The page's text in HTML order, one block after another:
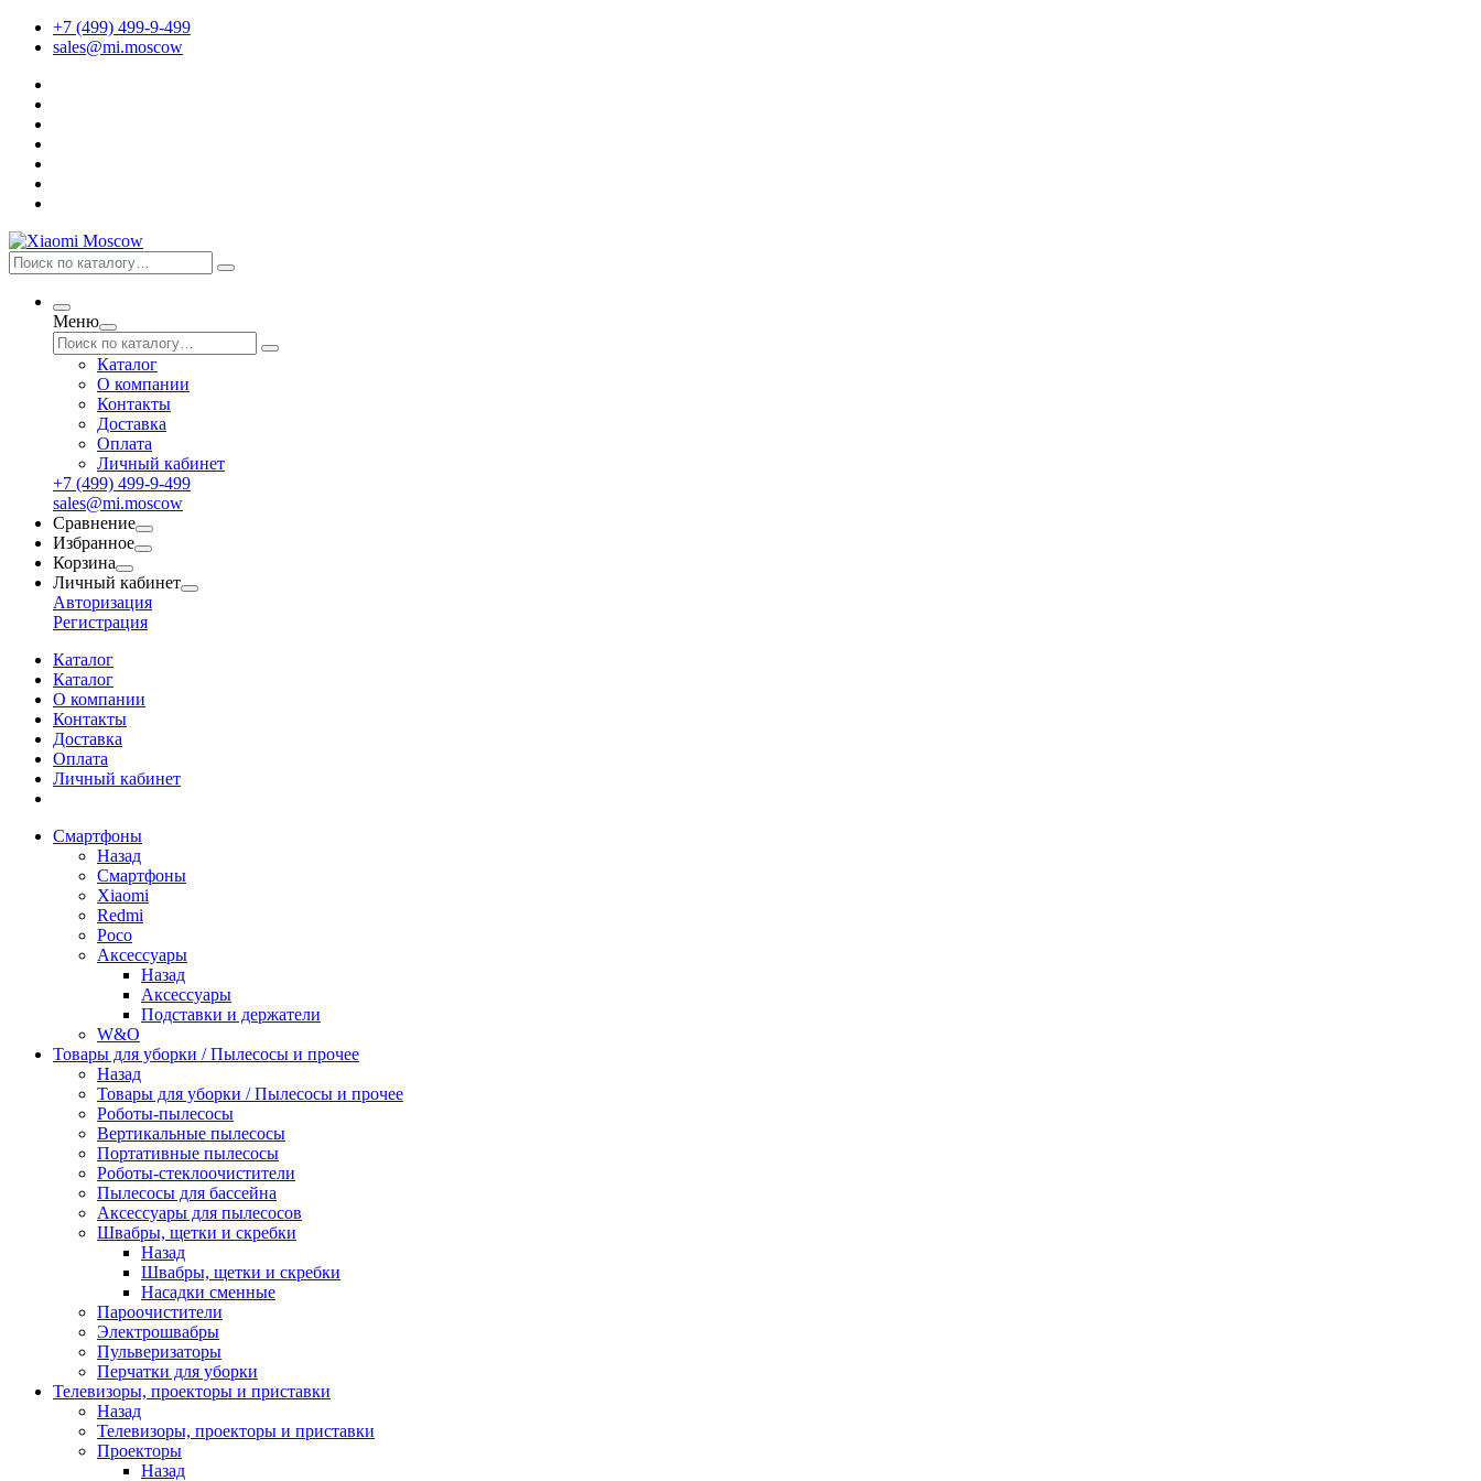
+7 (499) 499-9-499
sales@mi.moscow
Меню
Каталог
О компании
Контакты
Доставка
Оплата
Личный кабинет
+7 (499) 499-9-499
sales@mi.moscow
Сравнение
Избранное
Корзина
Личный кабинет
Авторизация
Регистрация
Каталог
Каталог
О компании
Контакты
Доставка
Оплата
Личный кабинет
Смартфоны
Назад
Смартфоны
Xiaomi
Redmi
Poco
Аксессуары
Назад
Аксессуары
Подставки и держатели
W&O
Товары для уборки / Пылесосы и прочее
Назад
Товары для уборки / Пылесосы и прочее
Роботы-пылесосы
Вертикальные пылесосы
Портативные пылесосы
Роботы-стеклоочистители
Пылесосы для бассейна
Аксессуары для пылесосов
Швабры, щетки и скребки
Назад
Швабры, щетки и скребки
Насадки сменные
Пароочистители
Электрошвабры
Пульверизаторы
Перчатки для уборки
Телевизоры, проекторы и приставки
Назад
Телевизоры, проекторы и приставки
Проекторы
Назад